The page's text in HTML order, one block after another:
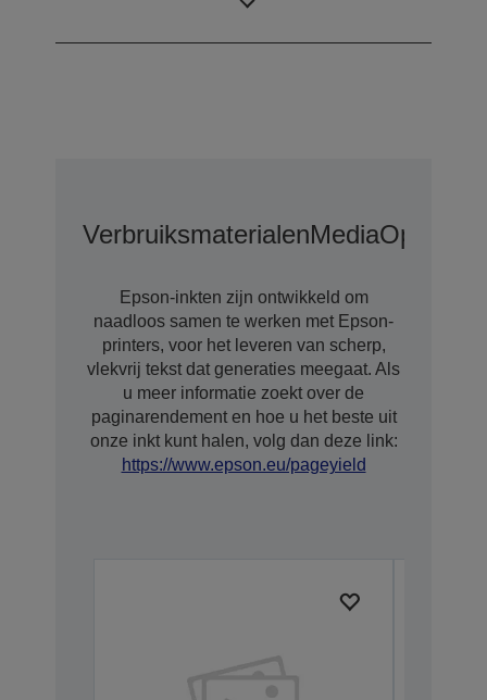
VerbruiksmaterialenMediaOpties
Epson-inkten zijn ontwikkeld om
naadloos samen te werken met Epson-
printers, voor het leveren van scherp,
vlekvrij tekst dat generaties meegaat. Als
u meer informatie zoekt over de
paginarendement en hoe u het beste uit
onze inkt kunt halen, volg dan deze link:
https://www.epson.eu/pageyield